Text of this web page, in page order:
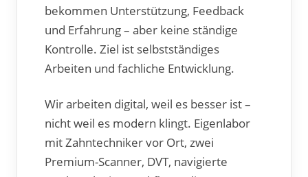
bekommen Unterstützung, Feedback
und Erfahrung – aber keine ständige
Kontrolle. Ziel ist selbstständiges
Arbeiten und fachliche Entwicklung.
Wir arbeiten digital, weil es besser ist –
nicht weil es modern klingt. Eigenlabor
mit Zahntechniker vor Ort, zwei
Premium-Scanner, DVT, navigierte